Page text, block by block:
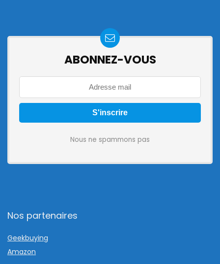
ABONNEZ-VOUS
Nous ne spammons pas
Nos partenaires
Geekbuying
Amazon